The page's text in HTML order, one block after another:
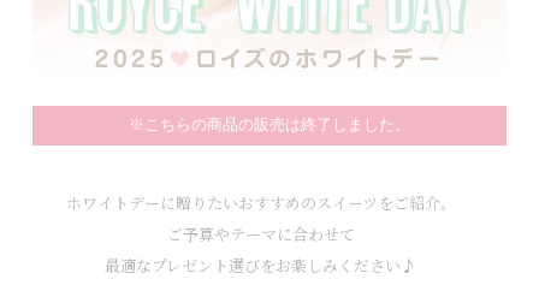
※こちらの商品の販売は終了しました。
ホワイトデーに贈りたいおすすめのスイーツをご紹介。
ご予算やテーマに合わせて
最適なプレゼント選びをお楽しみください♪